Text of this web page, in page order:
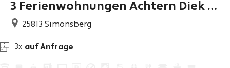
3 Ferienwohnungen Achtern Diek b
ei Nicole Hansen
25813 Simonsberg
3x auf Anfrage